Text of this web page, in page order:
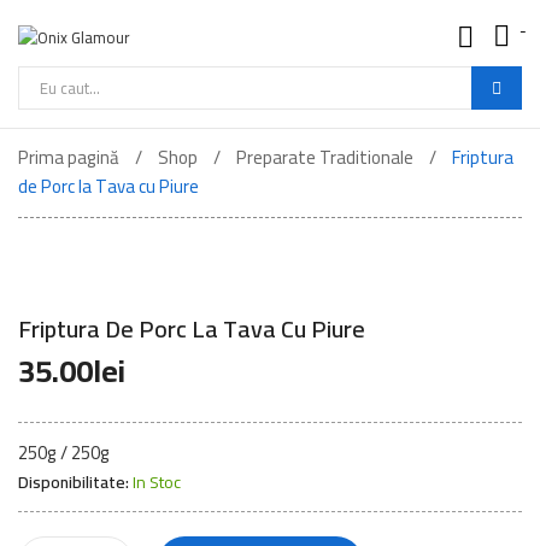
Onix
Mancare
Buna
-
Cautare
de
produse
Prima pagină Shop Preparate Traditionale
Friptura
de Porc la Tava cu Piure
Friptura De Porc La Tava Cu Piure
35.00lei
250g / 250g
Disponibilitate:In Stoc